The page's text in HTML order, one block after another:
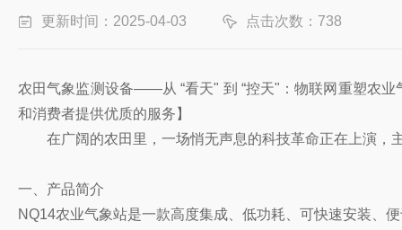
更新时间：2025-04-03 点击次数：738
农田气象监测设备——从 “看天" 到 “控天"：物联网重塑农业
和消费者提供优质的服务】
在广阔的农田里，一场悄无声息的科技革命正在上演，
一、产品简介
NQ14农业气象站是一款高度集成、低功耗、可快速安装、